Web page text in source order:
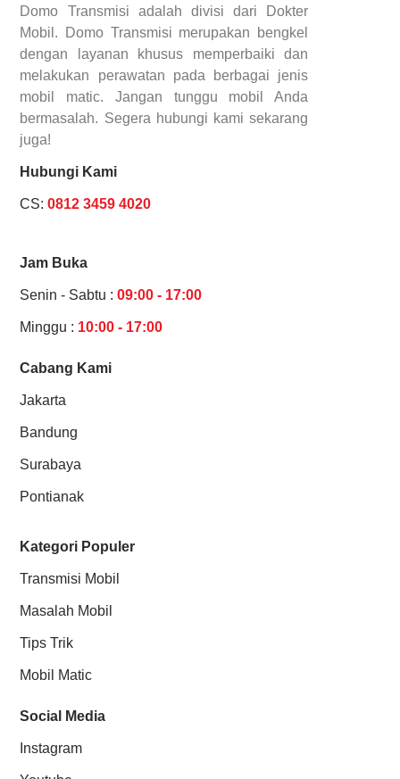
Domo Transmisi adalah divisi dari Dokter
Mobil. Domo Transmisi merupakan bengkel
dengan layanan khusus memperbaiki dan
melakukan perawatan pada berbagai jenis
mobil matic. Jangan tunggu mobil Anda
bermasalah. Segera hubungi kami sekarang
juga!
Hubungi Kami
CS:0812 3459 4020
Jam Buka
Senin - Sabtu :09:00 - 17:00
Minggu : 10:00 - 17:00
Cabang Kami
Jakarta
Bandung
Surabaya
Pontianak
Kategori Populer
Transmisi Mobil
Masalah Mobil
Tips Trik
Mobil Matic
Social Media
Instagram